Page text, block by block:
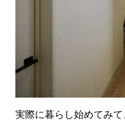
実際に暮らし始めてみて